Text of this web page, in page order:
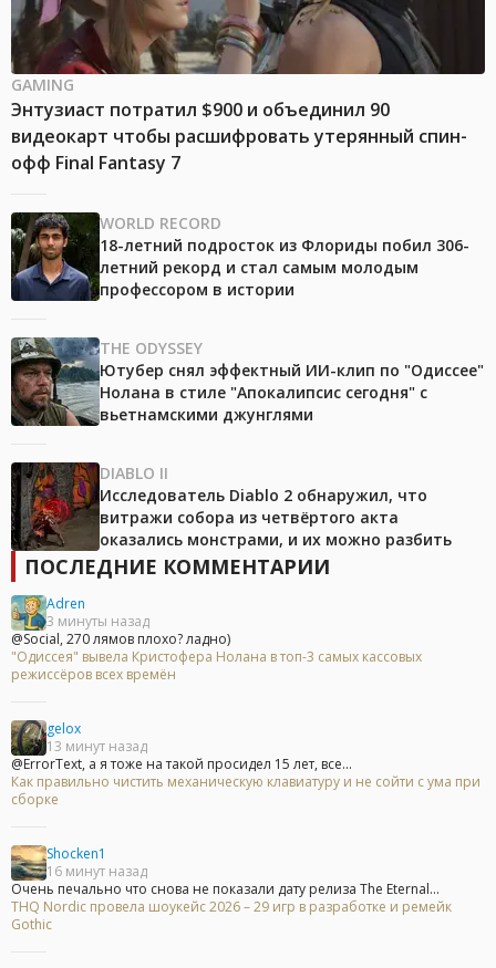
GAMING
Энтузиаст потратил $900 и объединил 90
видеокарт чтобы расшифровать утерянный спин-
офф Final Fantasy 7
WORLD RECORD
18-летний подросток из Флориды побил 306-
летний рекорд и стал самым молодым
профессором в истории
THE ODYSSEY
Ютубер снял эффектный ИИ-клип по "Одиссее"
Нолана в стиле "Апокалипсис сегодня" с
вьетнамскими джунглями
DIABLO II
Исследователь Diablo 2 обнаружил, что
витражи собора из четвёртого акта
оказались монстрами, и их можно разбить
ПОСЛЕДНИЕ КОММЕНТАРИИ
Adren
3 минуты назад
@Social, 270 лямов плохо? ладно)
"Одиссея" вывела Кристофера Нолана в топ-3 самых кассовых
режиссёров всех времён
gelox
13 минут назад
@ErrorText, а я тоже на такой просидел 15 лет, все...
Как правильно чистить механическую клавиатуру и не сойти с ума при
сборке
Shocken1
16 минут назад
Очень печально что снова не показали дату релиза The Eternal...
THQ Nordic провела шоукейс 2026 – 29 игр в разработке и ремейк
Gothic